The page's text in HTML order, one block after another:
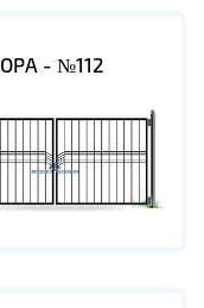
- №112